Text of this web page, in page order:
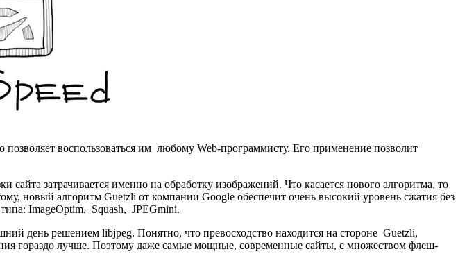
воспользоваться им любому Web-программисту. Его применение позволит
сайта затрачивается именно на обработку изображений. Что касается нового алгоритма, то
новый алгоритм Guetzli от компании Google обеспечит очень высокий уровень сжатия без
ImageOptim, Squash, JPEGmini.
день решением libjpeg. Понятно, что превосходство находится на стороне Guetzli,
гораздо лучше. Поэтому даже самые мощные, современные сайты, с множеством флеш-